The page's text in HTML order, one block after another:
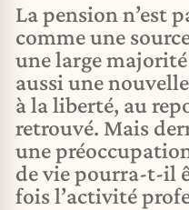
La pension n’est
comme une
une large majorité
aussi une
à la liberté, au
retrouvé. Mais
une
de vie pourra-t-il
fois l’activité